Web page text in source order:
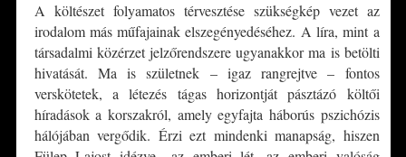
A költészet folyamatos térvesztése szükségkép vezet az
irodalom más műfajainak elszegényedéséhez. A líra, mint a
társadalmi közérzet jelzőrendszere ugyanakkor ma is betölti
hivatását. Ma is születnek – igaz rangrejtve – fontos
verskötetek, a létezés tágas horizontját pásztázó költői
híradások a korszakról, amely egyfajta háborús pszichózis
hálójában vergődik. Érzi ezt mindenki manapság, hiszen